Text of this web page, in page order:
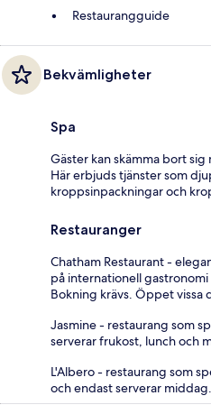
Restaurangguide
Bekvämligheter
Spa
Gäster kan skämma bort
Här erbjuds tjänster som
kroppsinpackningar och
Restauranger
Chatham Restaurant -
på internationell
Bokning krävs. Öppet vissa
Jasmine - restaurang som
serverar frukost, lunch och
L'Albero - restaurang som
och endast serverar